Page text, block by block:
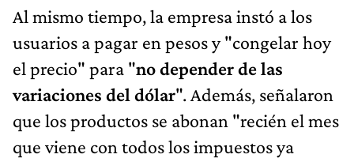
Al mismo tiempo, la empresa instó a los
usuarios a pagar en pesos y "congelar hoy
el precio" para "no depender de las
variaciones del dólar". Además, señalaron
que los productos se abonan "recién el mes
que viene con todos los impuestos ya